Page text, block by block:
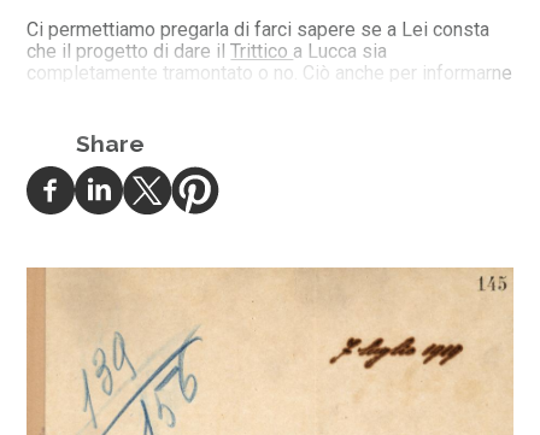
Ci permettiamo pregarla di farci sapere se a Lei consta
che il progetto di dare ilTrittico a Lucca sia
completamente tramontato o no. Ciò anche per informarne
Ella avrà ricevuto il telegramma del M° Bavagnoli col
udizione di tutto il concerto delle campane al completo.
Voglia gradire i nostri più cordiali saluti
Un Gerente Un Procuratore
Share